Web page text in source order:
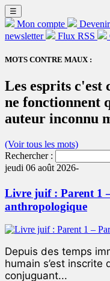
☰
Mon compte
newsletter
Flux RSS
MOTS CONTRE MAUX :
Les esprits c'est
ne fonctionnent
auteur inconnu
(Voir tous les mots)
Rechercher :
jeudi 06 août 2026-
Livre juif : Parent 1
anthropologique
Depuis des temps
humain s’est inscrite
conjuguant...